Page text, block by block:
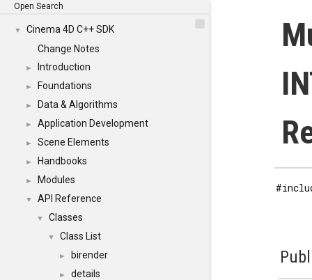
Open Search
▼
Cinema 4D C++ SDK
Change Notes
► Introduction
► Foundations
► Data & Algorithms
► Application Development
► Scene Elements
► Handbooks
► Modules
▼ API Reference
▼ Classes
▼ Class List
► birender
► details